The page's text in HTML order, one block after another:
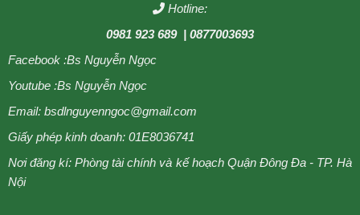
Hotline:
0981 923 689| 0877003693
Facebook :Bs Nguyễn Ngọc
Youtube :Bs Nguyễn Ngọc
Email: bsdlnguyenngoc@gmail.com
Giấy phép kinh doanh: 01E8036741
Nơi đăng kí: Phòng tài chính và kế hoạch Quận Đông Đa - TP. Hà
Nội